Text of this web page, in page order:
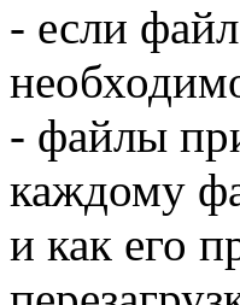
- если
- файлы
каждому
и как его